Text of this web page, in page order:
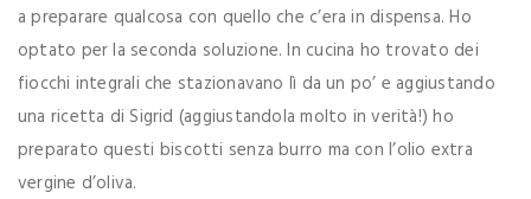
a preparare qualcosa con quello che c’era in dispensa. Ho
optato per la seconda soluzione. In cucina ho trovato dei
fiocchi integrali che stazionavano lì da un po’ e aggiustando
una ricetta di Sigrid (aggiustandola molto in verità!) ho
preparato questi biscotti senza burro ma con l’olio extra
vergine d’oliva.